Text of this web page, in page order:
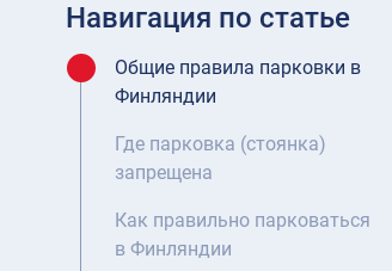
Навигация по статье
Общие правила парковки в
Финляндии
Где парковка (стоянка)
запрещена
Как правильно парковаться
в Финляндии